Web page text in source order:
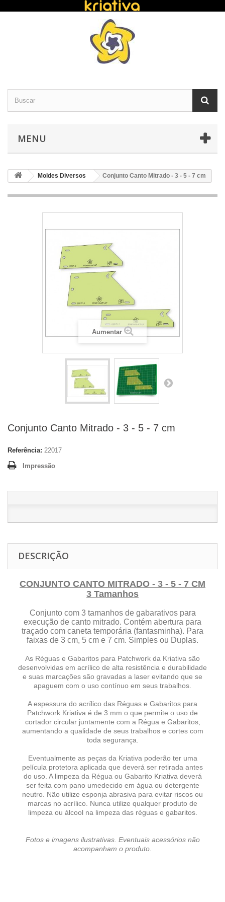
MENU
Moldes Diversos Conjunto Canto Mitrado - 3 - 5 - 7 cm
Aumentar
Conjunto Canto Mitrado - 3 - 5 - 7 cm
Referência: 22017
Impressão
DESCRIÇÃO
CONJUNTO CANTO MITRADO - 3 - 5 - 7 CM
3 Tamanhos
Conjunto com 3 tamanhos de gabarativos para
execução de canto mitrado. Contém abertura para
traçado com caneta temporária (fantasminha). Para
faixas de 3 cm, 5 cm e 7 cm. Simples ou Duplas.
As Réguas e Gabaritos para Patchwork da Kriativa são
desenvolvidas em acrílico de alta resistência e durabilidade
e suas marcações são gravadas a laser evitando que se
apaguem com o uso contínuo em seus trabalhos.
A espessura do acrílico das Réguas e Gabaritos para
Patchwork Kriativa é de 3 mm o que permite o uso de
cortador circular juntamente com a Régua e Gabaritos,
aumentando a qualidade de seus trabalhos e cortes com
toda segurança.
Eventualmente as peças da Kriativa poderão ter uma
película protetora aplicada que deverá ser retirada antes
do uso. A limpeza da Régua ou Gabarito Kriativa deverá
ser feita com pano umedecido em água ou detergente
neutro. Não utilize esponja abrasiva para evitar riscos ou
marcas no acrílico. Nunca utilize qualquer produto de
limpeza ou álcool na limpeza das réguas e gabaritos.
Fotos e imagens ilustrativas. Eventuais acessórios não
acompanham o produto.